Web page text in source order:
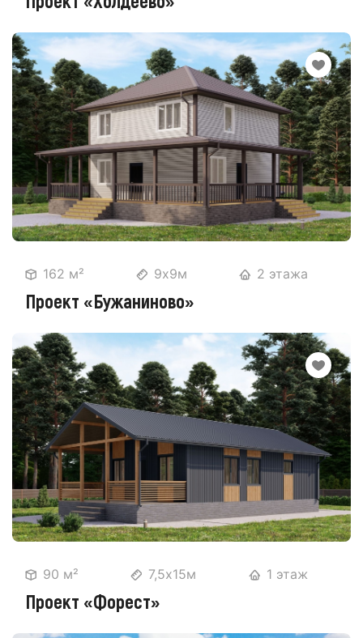
162 м² 9х9м 2 этажа
Проект «Бужаниново»
90 м² 7,5х15м 1 этаж
Проект «Форест»